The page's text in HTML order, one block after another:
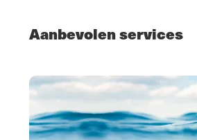
Aanbevolen services